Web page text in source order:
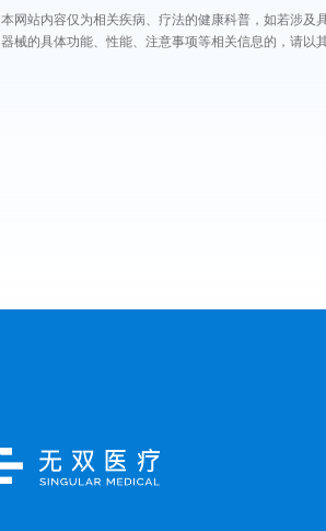
本网站内容仅为相关疾病、疗法的健康科普，如若涉及
器械的具体功能、性能、注意事项等相关信息的，请以